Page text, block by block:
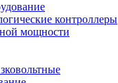
контроллеры
мощности